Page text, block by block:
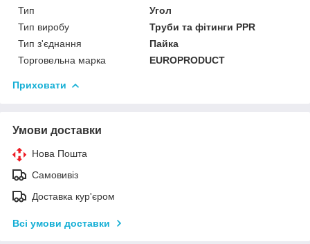
Тип
Угол
Тип виробу
Труби та фітинги PPR
Тип з'єднання
Пайка
Торговельна марка
EUROPRODUCT
Приховати
Умови доставки
Нова Пошта
Самовивіз
Доставка кур'єром
Всі умови доставки